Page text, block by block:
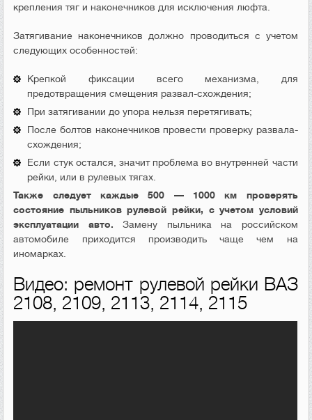
крепления тяг и наконечников для исключения люфта.
Затягивание наконечников должно проводиться с учетом
следующих особенностей:
Крепкой фиксации всего механизма, для
предотвращения смещения развал-схождения;
При затягивании до упора нельзя перетягивать;
После болтов наконечников провести проверку развала-
схождения;
Если стук остался, значит проблема во внутренней части
рейки, или в рулевых тягах.
Также следует каждые 500 — 1000 км проверять
состояние пыльников рулевой рейки, с учетом условий
эксплуатации авто. Замену пыльника на российском
автомобиле приходится производить чаще чем на
иномарках.
Видео: ремонт рулевой рейки ВАЗ
2108, 2109, 2113, 2114, 2115